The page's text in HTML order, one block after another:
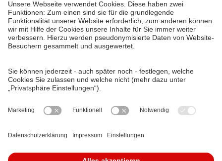
90429 Nürnberg
Telefon: 0911 283-4646
Kontaktformulare
FAQ
KundenCenter